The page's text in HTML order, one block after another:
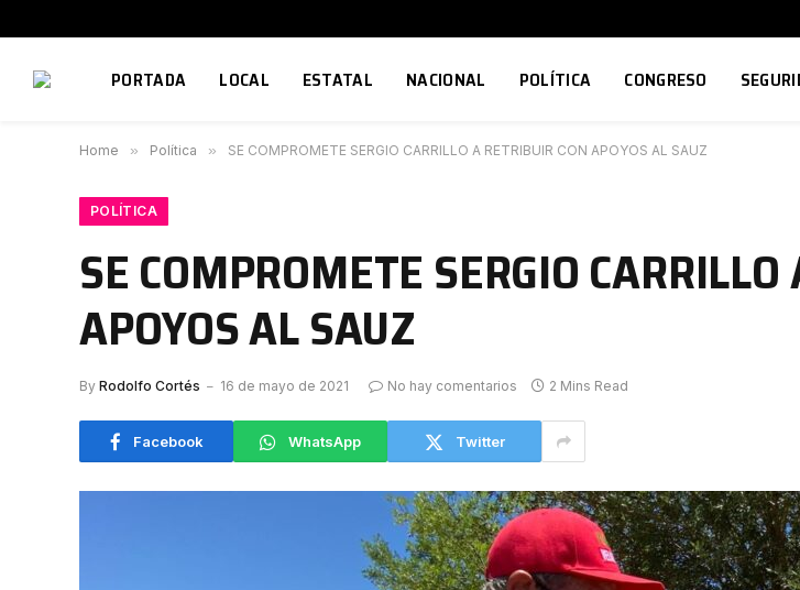
PORTADA LOCAL ESTATAL NACIONAL POLÍTICA CONGRESO
Home » Política » SE COMPROMETE SERGIO CARRILLO A RETRIBUIR CON APOYOS AL SAUZ
POLÍTICA
SE COMPROMETE SERGIO
APOYOS AL SAUZ
By Rodolfo Cortés 16 de mayo de 2021 No hay comentarios 2 Mins Read
Facebook WhatsApp Twitter